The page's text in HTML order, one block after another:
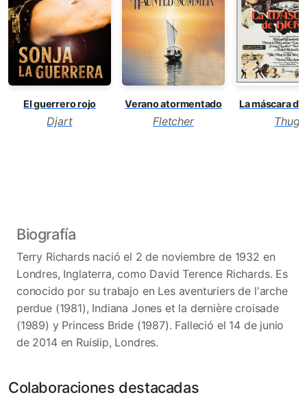
El guerrero rojo
Djart
Verano atormentado
Fletcher
La máscara
Thug
Biografía
Terry Richards nació el 2 de noviembre de 1932 en
Londres, Inglaterra, como David Terence Richards. Es
conocido por su trabajo en Les aventuriers de l'arche
perdue (1981), Indiana Jones et la dernière croisade
(1989) y Princess Bride (1987). Falleció el 14 de junio
de 2014 en Ruislip, Londres.
Colaboraciones destacadas